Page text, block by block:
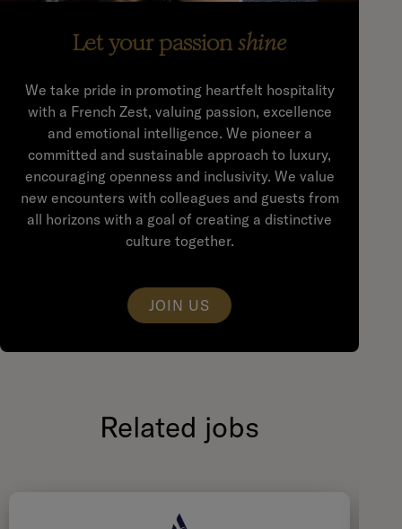
Let your passion shine
We take pride in promoting heartfelt hospitality
with a French Zest, valuing passion, excellence
and emotional intelligence. We pioneer a
committed and sustainable approach to luxury,
encouraging openness and inclusivity. We value
new encounters with colleagues and guests from
all horizons with a goal of creating a distinctive
culture together.
JOIN US
Related jobs